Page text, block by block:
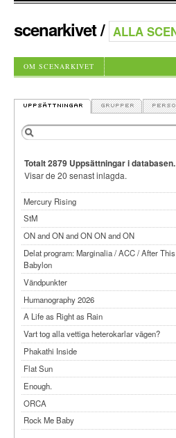
scenarkivet/
OM SCENARKIVET
Totalt 2879 Uppsättningar i databasen.
Visar de 20 senast inlagda.
Mercury Rising
StM
ON and ON and ON ON and ON
Delat program: Marginalia / ACC / After This
Babylon
Vändpunkter
Humanography 2026
A Life as Right as Rain
Vart tog alla vettiga heterokarlar vägen?
Phakathi Inside
Flat Sun
Enough.
ORCA
Rock Me Baby